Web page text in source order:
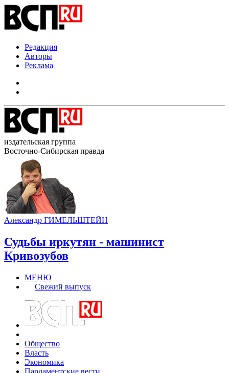
Редакция
Авторы
Реклама
издательская группа
Восточно-Сибирская правда
Александр ГИМЕЛЬШТЕЙН
Судьбы иркутян - машинист
Кривозубов
МЕНЮ
Свежий выпуск
Общество
Власть
Экономика
Парламентские вести